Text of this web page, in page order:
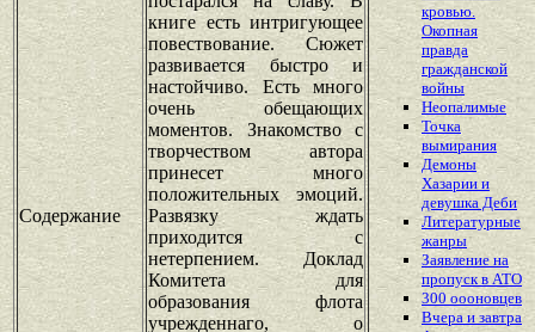
Содержание
книге есть интригующее
повествование. Сюжет
развивается быстро и
настойчиво. Есть много
очень обещающих
моментов. Знакомство с
творчеством автора
принесет много
положительных эмоций.
Развязку ждать
приходится с
нетерпением. Доклад
Комитета для
образования флота
учрежденнаго, о
кровью.
Окопная
правда
гражданской
войны
Неопалимые
Точка
вымирания
Демоны
Хазарии и
девушка Деби
Литературные
жанры
Заявление на
пропуск в АТО
300 оооновцев
Вчера и завтра